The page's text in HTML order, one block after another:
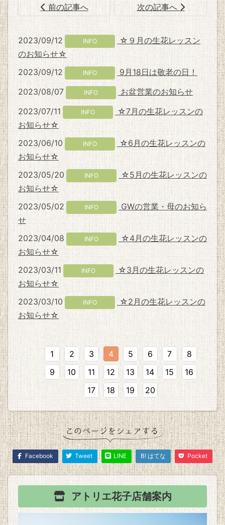
前の記事へ 次の記事へ
2023/09/12 INFO
☆９月の生花レッスン
のお知らせ☆
2023/09/12
INFO
9月18日は敬老の日！
2023/08/07
INFO
お盆営業のお知らせ
2023/07/11
INFO
☆7月の生花レッスンの
お知らせ☆
2023/06/10
INFO
☆6月の生花レッスンの
お知らせ☆
2023/05/20
INFO
☆5月の生花レッスンの
お知らせ☆
2023/05/02
INFO
GWの営業・母のお知ら
せ
2023/04/08
INFO
☆4月の生花レッスンの
お知らせ☆
2023/03/11
INFO
☆3月の生花レッスンの
お知らせ☆
2023/03/10
INFO
☆2月の生花レッスンの
お知らせ☆
1 2 3 4 5 6 7
8
9
10 11 12 13 14 15
16
17
18 19 20
Facebook Tweet LINE B! はてな Pocket
アトリエ花子店舗案内